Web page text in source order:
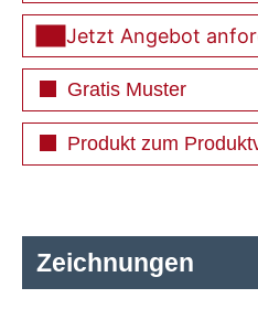
Zeichnungen
Jetzt Angebot
Gratis Muster
Produkt zum